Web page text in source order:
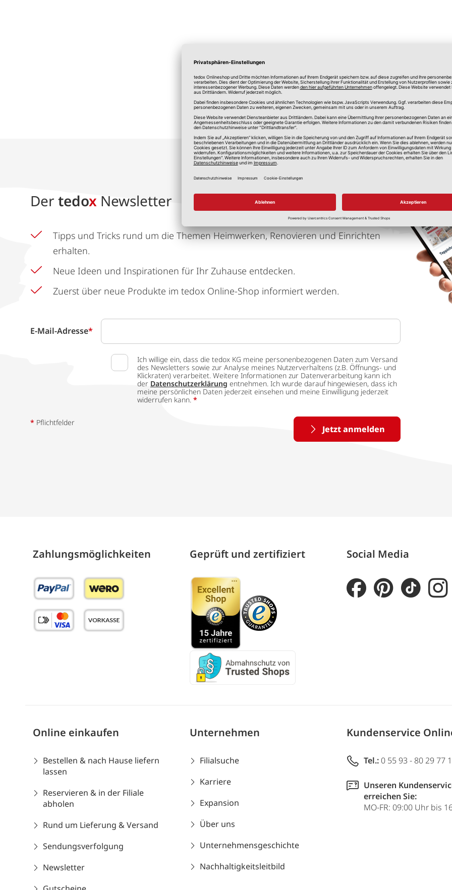
*Alle Preise in Euro, inkl. gesetzlicher Mehrwertsteuer, zzgl.
Der tedox Newsletter
Tipps und Tricks rund um die Themen Heimwerken, Renovieren und Einrichten
erhalten.
Neue Ideen und Inspirationen für Ihr Zuhause entdecken.
Zuerst über neue Produkte im tedox Online-Shop informiert werden.
E-Mail-Adresse*
Ich willige ein, dass die tedox KG meine personenbezogenen Daten zum Versand
des Newsletters sowie zur Analyse meines Nutzerverhaltens (z.B. Öffnungs- und
Klickraten) verarbeitet. Weitere Informationen zur Datenverarbeitung kann ich
der Datenschutzerklärung entnehmen. Ich wurde darauf hingewiesen, dass ich
meine persönlichen Daten jederzeit einsehen und meine Einwilligung jederzeit
widerrufen kann. *
Jetzt anmelden
* Pflichtfelder
Zahlungs­möglich­keiten Geprüft und zertifiziert Social Media
Online einkaufen
Bestellen & nach Hause liefern
lassen
Reservieren & in der Filiale
abholen
Rund um Lieferung & Versand
Sendungsverfolgung
Newsletter
Unternehmen
Filialsuche
Karriere
Expansion
Über uns
Unternehmensgeschichte
Nachhaltigkeitsleitbild
Kundenservice
Tel.: 0 55 93 - 80 29 77
Unseren
erreichen Sie:
MO-FR: 09:00 Uhr bis